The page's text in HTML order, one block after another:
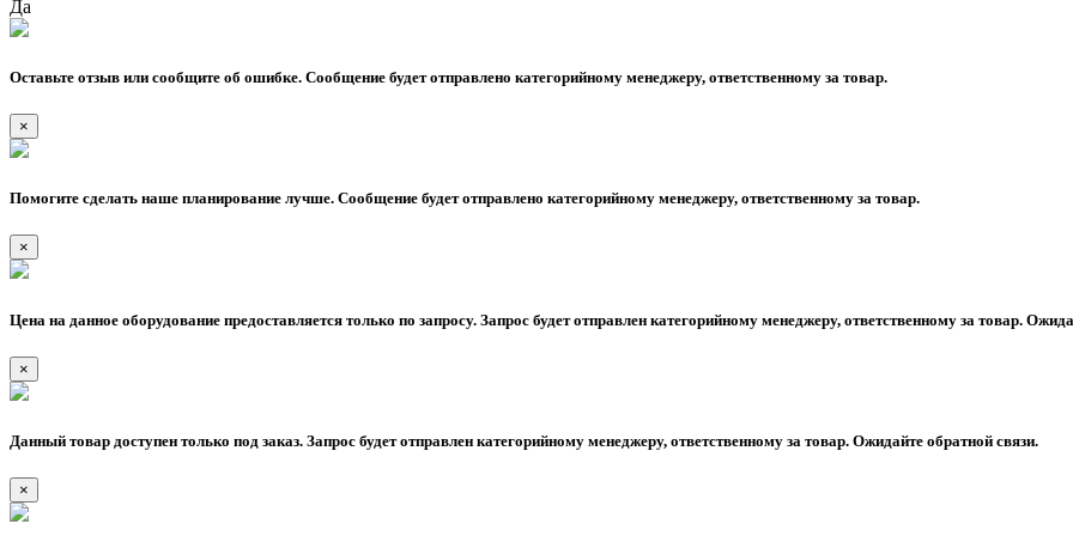
Да
Оставьте отзыв или сообщите об ошибке. Сообщение будет отправлено категорийному менеджеру, ответственному за товар.
×
Помогите сделать наше планирование лучше. Сообщение будет отправлено категорийному менеджеру, ответственному за товар.
×
Цена на данное оборудование предоставляется только по запросу. Запрос будет отправлен категорийному менеджеру, ответственному за товар.
×
Данный товар доступен только под заказ. Запрос будет отправлен категорийному менеджеру, ответственному за товар. Ожидайте обратной связи.
×